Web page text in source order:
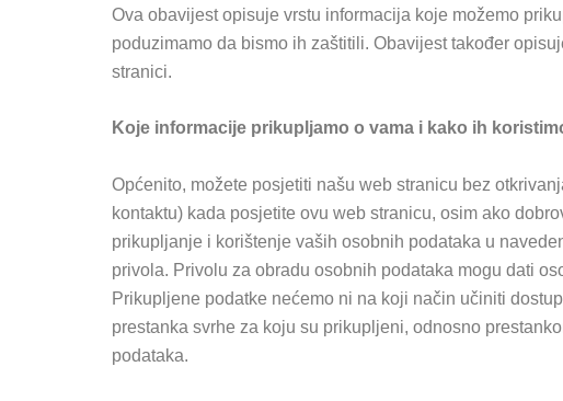
Ova obavijest opisuje vrstu informacija koje možemo
poduzimamo da bismo ih zaštitili. Obavijest također
stranici.
Koje informacije prikupljamo o vama i kako ih
Općenito, možete posjetiti našu web stranicu bez
kontaktu) kada posjetite ovu web stranicu, osim ako
prikupljanje i korištenje vaših osobnih podataka u
privola. Privolu za obradu osobnih podataka mogu dati
Prikupljene podatke nećemo ni na koji način učiniti
prestanka svrhe za koju su prikupljeni, odnosno
podataka.